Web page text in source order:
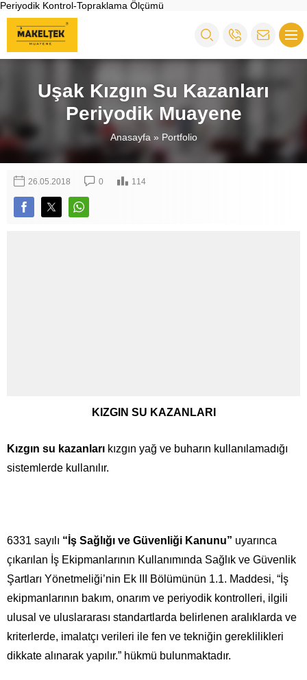
Periyodik Kontrol-Topraklama Ölçümü
Uşak Kızgın Su Kazanları
Periyodik Muayene
Anasayfa » Portfolio
26.05.2018 0 114
KIZGIN SU KAZANLARI
Kızgın su kazanları kızgın yağ ve buharın kullanılamadığı
sistemlerde kullanılır.
6331 sayılı “İş Sağlığı ve Güvenliği Kanunu” uyarınca
çıkarılan İş Ekipmanlarının Kullanımında Sağlık ve Güvenlik
Şartları Yönetmeliği’nin Ek III Bölümünün 1.1. Maddesi, “İş
ekipmanlarının bakım, onarım ve periyodik kontrolleri, ilgili
ulusal ve uluslararası standartlarda belirlenen aralıklarda ve
kriterlerde, imalatçı verileri ile fen ve tekniğin gereklilikleri
dikkate alınarak yapılır.” hükmü bulunmaktadır.